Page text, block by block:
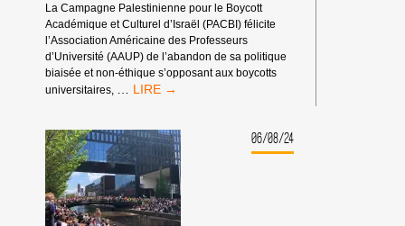
PARTENARIAT
AVEC
L’UNIVERSITÉ
ISRAÉLIENNE
REICHMAN !
La Campagne Palestinienne pour le Boycott
Académique et Culturel d’Israël (PACBI) félicite
l’Association Américaine des Professeurs
d’Université (AAUP) de l’abandon de sa politique
biaisée et non-éthique s’opposant aux boycotts
universitaires,
L’ASSOCIATION
PROFESSEURS
D’UNIVERSITÉ
RENONCE
À
SON
INTENABLE
06/08/24